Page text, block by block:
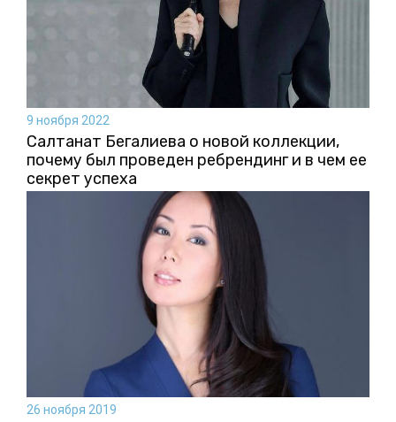
9 ноября 2022
Салтанат Бегалиева о новой коллекции,
почему был проведен ребрендинг и в чем ее
секрет успеха
26 ноября 2019